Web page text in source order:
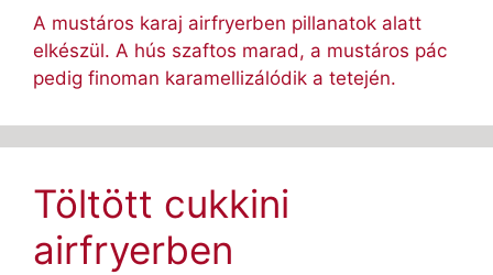
A mustáros karaj airfryerben pillanatok alatt
elkészül. A hús szaftos marad, a mustáros pác
pedig finoman karamellizálódik a tetején.
Töltött cukkini
airfryerben